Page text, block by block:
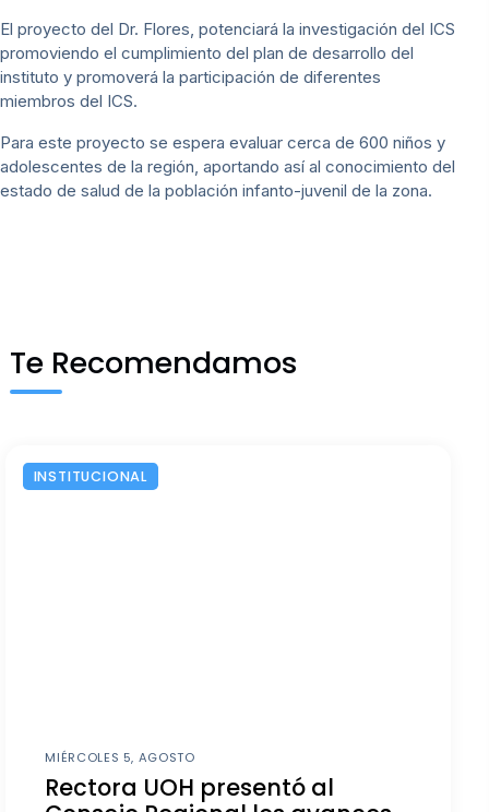
El proyecto del Dr. Flores, potenciará la investigación del ICS
promoviendo el cumplimiento del plan de desarrollo del
instituto y promoverá la participación de diferentes
miembros del ICS.
Para este proyecto se espera evaluar cerca de 600 niños y
adolescentes de la región, aportando así al conocimiento del
estado de salud de la población infanto-juvenil de la zona.
Te Recomendamos
INSTITUCIONAL
MIÉRCOLES 5, AGOSTO
Rectora UOH presentó al